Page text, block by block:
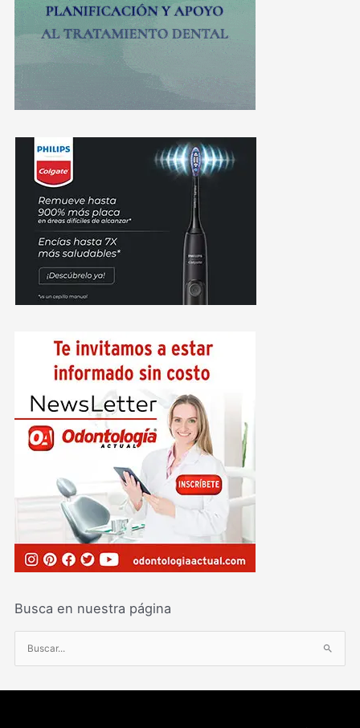
Busca en nuestra página
u
s